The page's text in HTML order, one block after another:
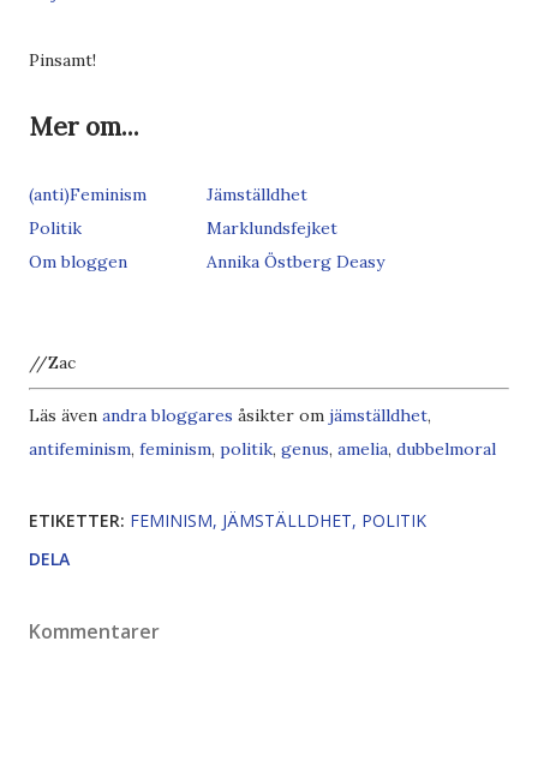
Pinsamt!
Mer om...
(anti)Feminism
Jämställdhet
Politik
Marklundsfejket
Om bloggen
Annika Östberg Deasy
//Zac
Läs även andra bloggares åsikter om jämställdhet,
antifeminism, feminism, politik, genus, amelia, dubbelmoral
ETIKETTER: FEMINISM JÄMSTÄLLDHET POLITIK
DELA
Kommentarer